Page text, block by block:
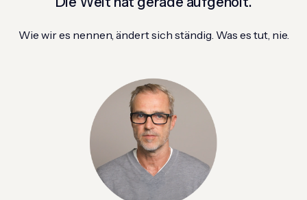
Wie wir es nennen, ändert sich ständig. Was es tut, nie.